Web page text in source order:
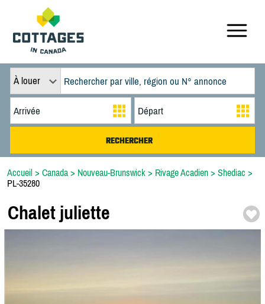
À louer
Accueil > Canada > Nouveau-Brunswick > Rivage Acadien > Shediac >
PL-35280
Chalet juliette